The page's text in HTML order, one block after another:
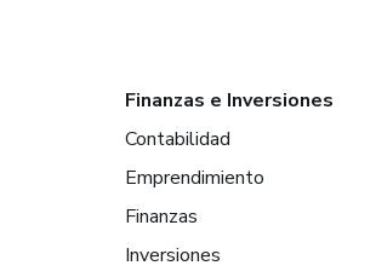
Finanzas e Inversiones
Contabilidad
Emprendimiento
Finanzas
Inversiones